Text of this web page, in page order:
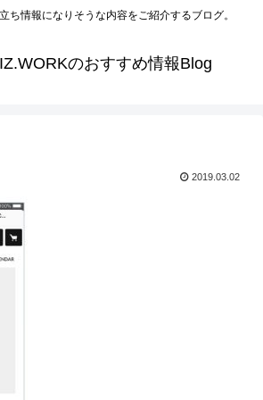
ち情報になりそうな内容をご紹介するブログ。
のおすすめ情報Blog
2019.03.02